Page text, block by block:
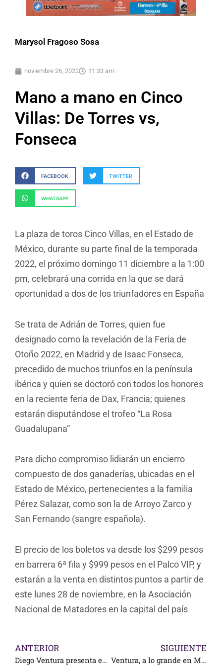
Marysol Fragoso Sosa
noviembre 26, 2022 11:33 am
Mano a mano en Cinco
Villas: De Torres vs,
Fonseca
FACEBOOK TWITTER
WHATSAPP
La plaza de toros Cinco Villas, en el Estado de
México, durante su parte final de la temporada
2022, el próximo domingo 11 diciembre a la 1:00
pm, celebrará una corrida en la que se dará
oportunidad a dos de los triunfadores en España
Se trata de Adrián de Torres, quien fue
designado como la revelación de la Feria de
Otoño 2022, en Madrid y de Isaac Fonseca,
precedido de muchos triunfos en la península
ibérica y quien se doctoró con todos los honores
en la reciente feria de Dax, Francia; quienes
estarán disputándose el trofeo “La Rosa
Guadalupana”
Para dicho compromiso lidiarán un encierro
compuesto de dos ganaderías, ubicadas en el
Estado de México, pertenecientes a la familia
Pérez Salazar, como son la de Arroyo Zarco y
San Fernando (sangre española).
El precio de los boletos va desde los $299 pesos
en barrera 6ª fila y $999 pesos en el Palco VIP, y
estarán a la venta en distintos puntos a partir de
este lunes 28 de noviembre, en la Asociación
Nacional de Matadores en la capital del país
ANTERIOR
Diego Ventura presenta en video su cuadra para México
SIGUIENTE
Ventura, a lo grande en México: Pta. Gde. con Hdz, Gárate; oreja para Fauro